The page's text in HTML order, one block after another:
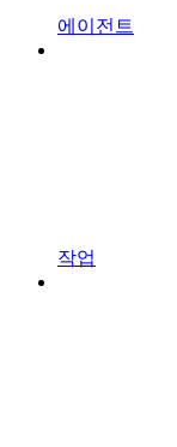
에이전트
작업